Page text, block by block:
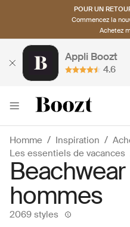
POUR UN
Commencez la
Achetez
Appli Boozt
4.6
Homme Inspiration
Les essentiels de vacances
hommes
2069 styles